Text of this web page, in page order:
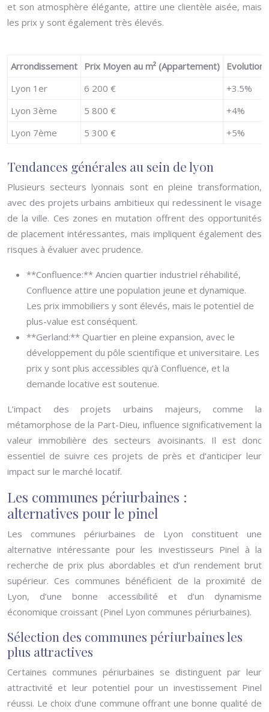
et son atmosphère élégante, attire une clientèle aisée, mais
les prix y sont également très élevés.
Arrondissement Prix Moyen au m² (Appartement) Evolution
Lyon 1er
6 200 €
+3.5%
Lyon 3ème
5 800 €
+4%
Lyon 7ème
5 300 € +5%
Tendances générales au sein de lyon
Plusieurs secteurs lyonnais sont en pleine transformation,
avec des projets urbains ambitieux qui redessinent le visage
de la ville. Ces zones en mutation offrent des opportunités
de placement intéressantes, mais impliquent également des
risques à évaluer avec prudence.
**Confluence:** Ancien quartier industriel réhabilité,
Confluence attire une population jeune et dynamique.
Les prix immobiliers y sont élevés, mais le potentiel de
plus-value est conséquent.
**Gerland:** Quartier en pleine expansion, avec le
développement du pôle scientifique et universitaire. Les
prix y sont plus accessibles qu’à Confluence, et la
demande locative est soutenue.
L’impact des projets urbains majeurs, comme la
métamorphose de la Part-Dieu, influence significativement la
valeur immobilière des secteurs avoisinants. Il est donc
essentiel de suivre ces projets de près et d’anticiper leur
impact sur le marché locatif.
Les communes périurbaines :
alternatives pour le pinel
Les communes périurbaines de Lyon constituent une
alternative intéressante pour les investisseurs Pinel à la
recherche de prix plus abordables et d’un rendement brut
supérieur. Ces communes bénéficient de la proximité de
Lyon, d’une bonne accessibilité et d’un dynamisme
économique croissant (Pinel Lyon communes périurbaines).
Sélection des communes périurbaines les
plus attractives
Certaines communes périurbaines se distinguent par leur
attractivité et leur potentiel pour un investissement Pinel
réussi. Le choix d’une commune offrant une bonne qualité de